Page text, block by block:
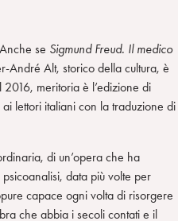
se Sigmund Freud. Il medico
André Alt, storico della cultura, è
meritoria è l’edizione di
lettori italiani con la traduzione di
di un’opera che ha
data più volte per
capace ogni volta di risorgere
che abbia i secoli contati e il